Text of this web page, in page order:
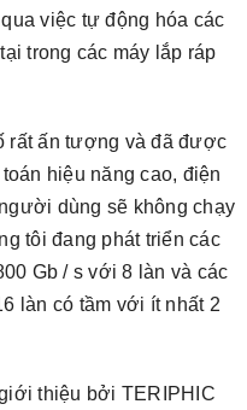
việc tự động hóa các
trong các máy lắp ráp
rất ấn tượng và đã được
hiệu năng cao, điện
dùng sẽ không chạy
tôi đang phát triển các
Gb / s với 8 làn và các
làn có tầm với ít nhất 2
thiệu bởi TERIPHIC